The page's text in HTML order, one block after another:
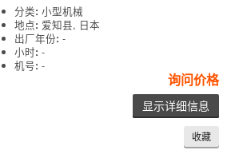
分类:小型机械
地点: 爱知县, 日本
出厂年份:-
小时:-
机号:-
询问价格
显示详细信息
收藏